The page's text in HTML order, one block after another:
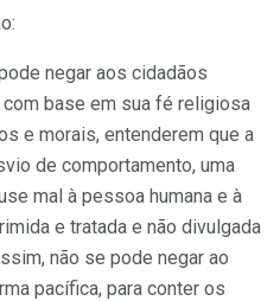
negar aos cidadãos
base em sua fé religiosa
e morais, entenderem que a
de comportamento, uma
mal à pessoa humana e à
e tratada e não divulgada
não se pode negar ao
pacífica, para conter os